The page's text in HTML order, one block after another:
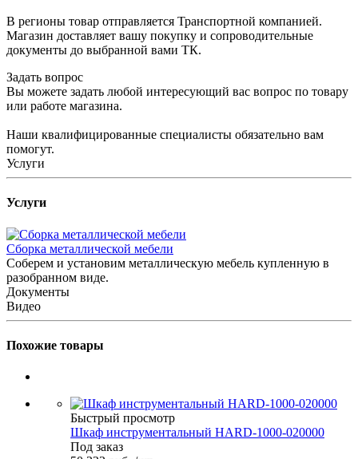
В регионы товар отправляется Транспортной компанией.
Магазин доставляет вашу покупку и сопроводительные
документы до выбранной вами ТК.
Задать вопрос
Вы можете задать любой интересующий вас вопрос по товару
или работе магазина.
Наши квалифицированные специалисты обязательно вам
помогут.
Услуги
Услуги
Сборка металлической мебели
Соберем и установим металлическую мебель купленную в
разобранном виде.
Документы
Видео
Похожие товары
Быстрый просмотр
Шкаф инструментальный HARD-1000-020000
Под заказ